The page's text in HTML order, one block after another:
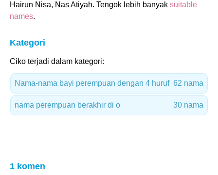
Hairun Nisa, Nas Atiyah. Tengok lebih banyak suitable
names.
Kategori
Ciko terjadi dalam kategori:
Nama-nama bayi perempuan dengan 4 huruf 62 nama
nama perempuan berakhir di o 30 nama
1 komen